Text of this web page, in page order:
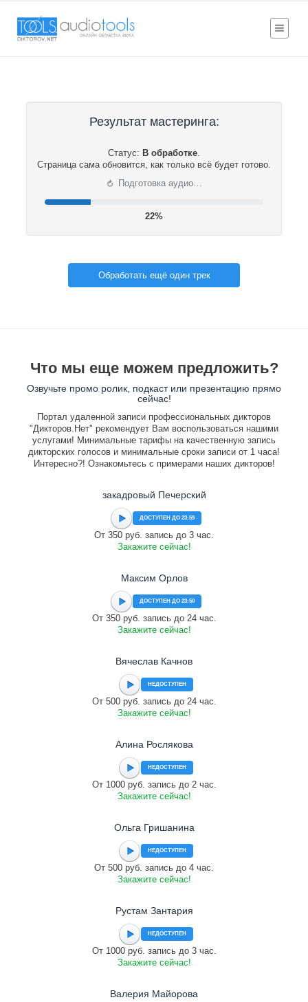
Результат мастеринга:
Статус: В обработке.
Страница сама обновится, как только всё будет готово.
⟳ Подготовка аудио…
22%
Обработать ещё один трек
Что мы еще можем предложить?
Озвучьте промо ролик, подкаст или презентацию прямо
сейчас!
Портал удаленной записи профессиональных дикторов
"Дикторов.Нет" рекомендует Вам воспользоваться нашими
услугами! Минимальные тарифы на качественную запись
дикторских голосов и минимальные сроки записи от 1 часа!
Интересно?! Ознакомьтесь с примерами наших дикторов!
закадровый Печерский
ДОСТУПЕН ДО 23:59
От 350 руб. запись до 3 час.
Закажите сейчас!
Максим Орлов
ДОСТУПЕН ДО 23:50
От 350 руб. запись до 24 час.
Закажите сейчас!
Вячеслав Качнов
НЕДОСТУПЕН
От 500 руб. запись до 24 час.
Закажите сейчас!
Алина Рослякова
НЕДОСТУПЕН
От 1000 руб. запись до 2 час.
Закажите сейчас!
Ольга Гришанина
НЕДОСТУПЕН
От 500 руб. запись до 4 час.
Закажите сейчас!
Рустам Зантария
НЕДОСТУПЕН
От 1000 руб. запись до 3 час.
Закажите сейчас!
Валерия Майорова